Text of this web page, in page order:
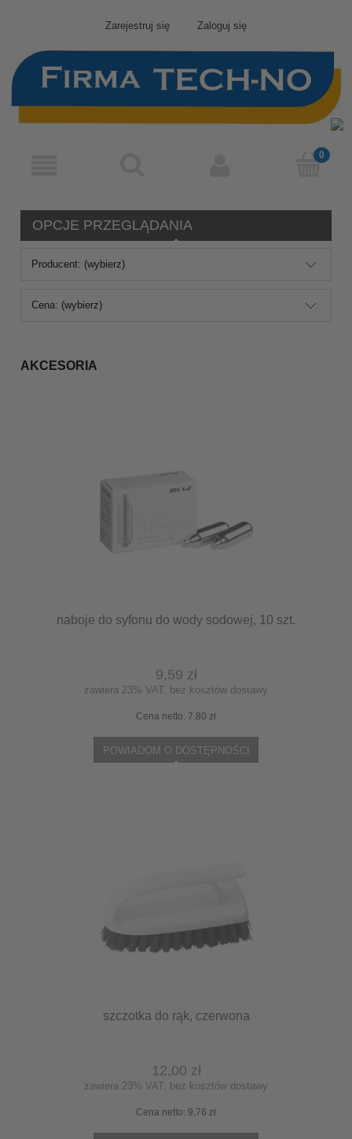
Zarejestruj się Zaloguj się
OPCJE PRZEGLĄDANIA
Producent: (wybierz)
Cena: (wybierz)
AKCESORIA
naboje do syfonu do wody sodowej, 10 szt.
9,59 zł
zawiera 23% VAT, bez kosztów dostawy
Cena netto: 7,80 zł
POWIADOM O DOSTĘPNOŚCI
szczotka do rąk, czerwona
12,00 zł
zawiera 23% VAT, bez kosztów dostawy
Cena netto: 9,76 zł